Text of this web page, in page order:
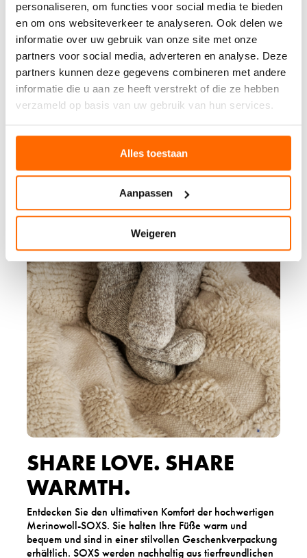
personaliseren, om functies voor social media te bieden
en om ons websiteverkeer te analyseren. Ook delen we
informatie over uw gebruik van onze site met onze
partners voor social media, adverteren en analyse. Deze
partners kunnen deze gegevens combineren met andere
informatie die u aan ze heeft verstrekt of die ze hebben
verzameld op basis van uw gebruik van hun services.
Alles toestaan
Aanpassen
Weigeren
SHARE LOVE. SHARE
WARMTH.
Entdecken Sie den ultimativen Komfort der hochwertigen
Merinowoll-SOXS. Sie halten Ihre Füße warm und
bequem und sind in einer stilvollen Geschenkverpackung
erhältlich. SOXS werden nachhaltig aus tierfreundlichen